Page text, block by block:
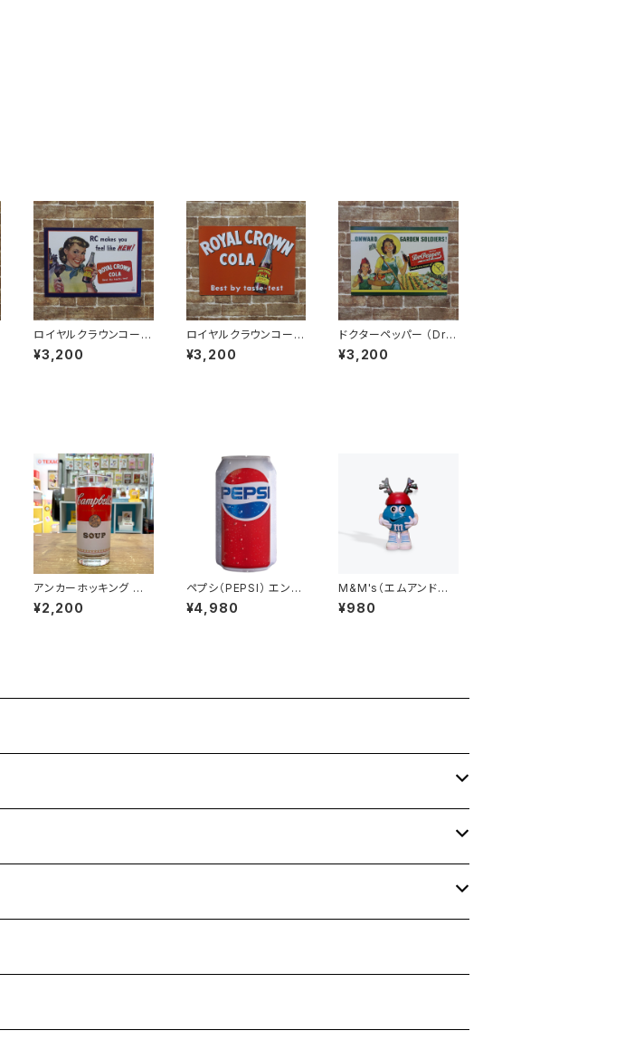
ロイヤルクラウンコーラ
（ROYAL CROWN CO
LA RC makes you f
¥3,200
ロイヤルクラウンコーラ
（ROYAL CROWN Be
st by taste-test）ア
¥3,200
ドクターペッパー （Dr P
epper ..ONWARD GA
RDEN SOLDIERS!）ア
¥3,200
アンカーホッキング キャ
ンベルスープ タンブラ
ー グラス（CAM-001）
¥2,200
ペプシ（PEPSI） エンボ
ス加工 ブリキ看板 メタ
ルサイン
¥4,980
M&M's（エムアンドエ
ムズ）ブルー ディスペン
サー フィギュア Mツノ
¥980